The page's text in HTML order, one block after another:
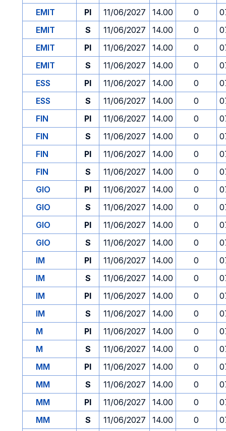
EMIT
PI 11/06/2027 14.00 0
EMIT
S 11/06/2027 14.00 0
EMIT
PI 11/06/2027 14.00 0
EMIT
S 11/06/2027 14.00 0
ESS
PI 11/06/2027 14.00 0
ESS
S 11/06/2027 14.00 0
FIN
PI 11/06/2027 14.00 0
FIN
S 11/06/2027 14.00 0
FIN
PI 11/06/2027 14.00 0
FIN
S 11/06/2027 14.00 0
GIO
PI 11/06/2027 14.00 0
GIO
S 11/06/2027 14.00 0
GIO
PI 11/06/2027 14.00 0
GIO
S 11/06/2027 14.00 0
IM
PI 11/06/2027 14.00 0
IM
S 11/06/2027 14.00 0
IM
PI 11/06/2027 14.00 0
IM
S 11/06/2027 14.00 0
M
PI 11/06/2027 14.00 0
M
S 11/06/2027 14.00 0
MM
PI 11/06/2027 14.00 0
MM
S 11/06/2027 14.00 0
MM
PI 11/06/2027 14.00 0
MM
S 11/06/2027 14.00 0